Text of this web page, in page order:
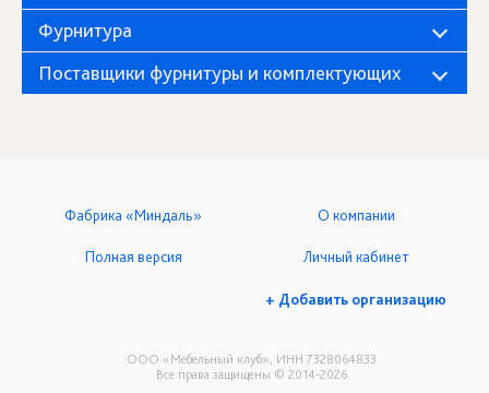
Фурнитура
Поставщики фурнитуры и комплектующих
ООО «Мебельный клуб», ИНН 7328064833
Все права защищены © 2014-2026
Фабрика «Миндаль» О компании
Полная версия Личный кабинет
+ Добавить организацию